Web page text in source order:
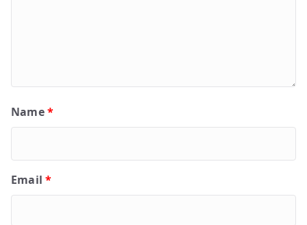
Name*
Email*